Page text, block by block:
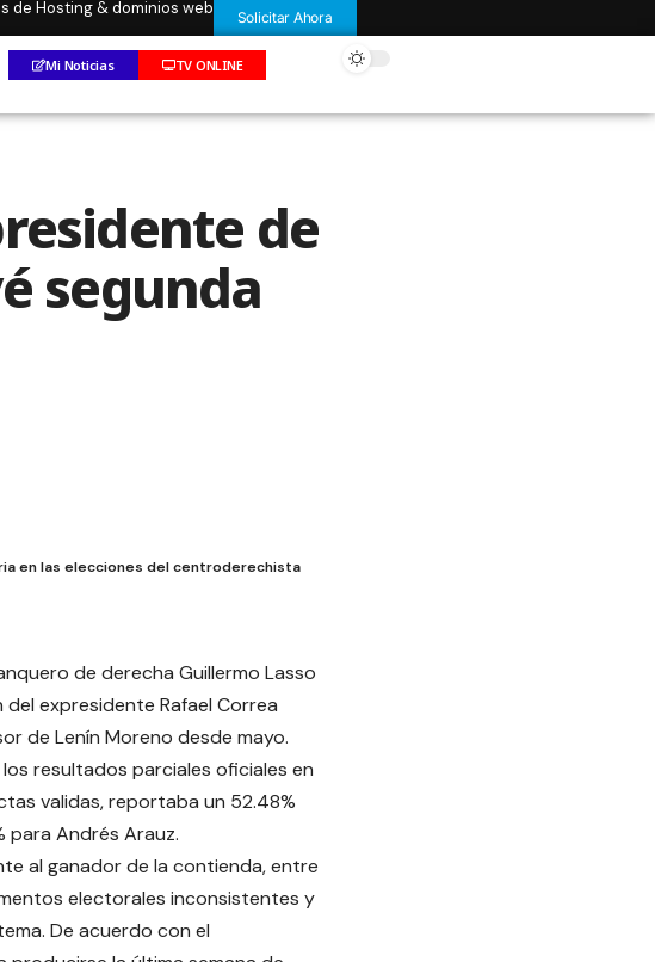
de Hosting & dominios web Solicitar Ahora
Mi Noticias TV ONLINE
de
segunda
en las elecciones del centroderechista
de derecha Guillermo Lasso
expresidente Rafael Correa
de Lenín Moreno desde mayo.
resultados parciales oficiales en
validas, reportaba un 52.48%
para Andrés Arauz.
al ganador de la contienda, entre
electorales inconsistentes y
De acuerdo con el